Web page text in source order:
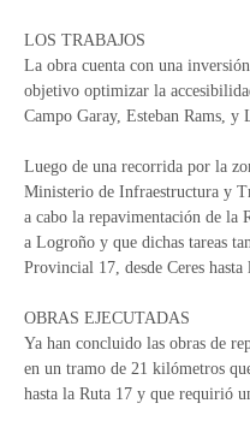
LOS TRABAJOS
La obra cuenta con una
objetivo optimizar la
Campo Garay, Esteban Rams, y
Luego de una recorrida por la
Ministerio de Infraestructura y
a cabo la repavimentación de la
a Logroño y que dichas tareas
Provincial 17, desde Ceres hasta
OBRAS EJECUTADAS
Ya han concluido las obras de
en un tramo de 21 kilómetros
hasta la Ruta 17 y que requirió